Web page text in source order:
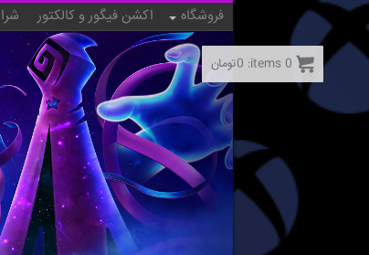
فروشگاه اکشن فیگور و کالکتور
0
items:
0تومان